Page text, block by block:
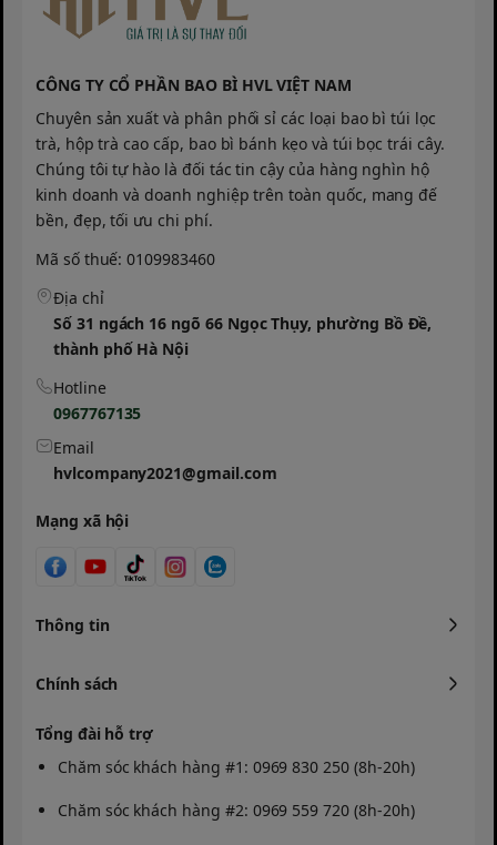
✓ Bảo vệ toàn diện
khỏi gai nhọn, mảnh vụn và côn trùng.
✓ Luôn sạch sẽ
Lớp cao su kháng nước giúp tay bạn luôn
✓ Độ bền cực cao
Sử dụng nhựa ABS và cao su cao cấp, chịu
được va đập và ma sát lớn.
💡 Mẹo nhỏ cho bà con:
bạn chỉ cần rửa sạch dưới vòi nước là găng
tay sẽ lại như mới. Sản phẩm cực kỳ thoáng
khí, không gây bí bách hay mùi khó chịu khi
đeo lâu.
Giải pháp tối ưu cho người yêu
cây cảnh
Không chỉ là một đôi găng tay thông thường, đây
là giải pháp "tất cả trong một" giúp tiết kiệm thời
gian và công sức. Dù bạn là người làm vườn
công, đây chắc chắn là món đồ không thể thiếu.
CÔNG TY CỔ PHẦN BAO BÌ HVL VIỆT NAM
Chuyên sản xuất và phân phối sỉ các loại bao bì túi lọc
trà, hộp trà cao cấp, bao bì bánh kẹo và túi bọc trái cây.
Chúng tôi tự hào là đối tác tin cậy của hàng nghìn hộ
kinh doanh và doanh nghiệp trên toàn quốc, mang đế
bền, đẹp, tối ưu chi phí.
Mã số thuế: 0109983460
Địa chỉ
Số 31 ngách 16 ngõ 66 Ngọc Thụy, phường Bồ Đề,
thành phố Hà Nội
Hotline
0967767135
Email
hvlcompany2021@gmail.com
Mạng xã hội
Thông tin
Chính sách
Tổng đài hỗ trợ
Chăm sóc khách hàng #1: 0969 830 250 (8h-20h)
Chăm sóc khách hàng #2: 0969 559 720 (8h-20h)